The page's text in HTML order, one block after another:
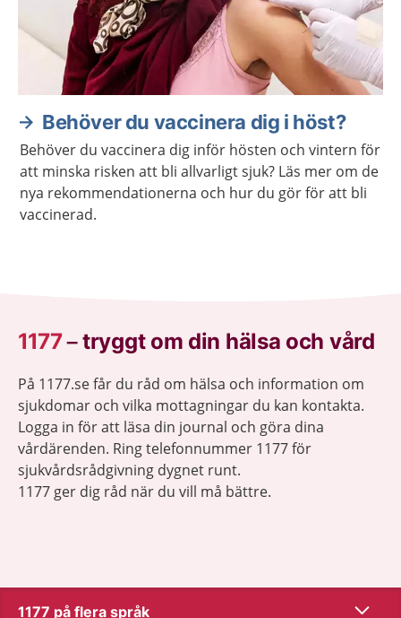
Behöver du vaccinera dig i höst?
Behöver du vaccinera dig inför hösten och vintern för
att minska risken att bli allvarligt sjuk? Läs mer om de
nya rekommendationerna och hur du gör för att bli
vaccinerad.
1177–tryggt om din hälsa och vård
På 1177.se får du råd om hälsa och information om
sjukdomar och vilka mottagningar du kan kontakta.
Logga in för att läsa din journal och göra dina
vårdärenden. Ring telefonnummer 1177 för
sjukvårdsrådgivning dygnet runt.
1177 ger dig råd när du vill må bättre.
1177 på flera språk Visa